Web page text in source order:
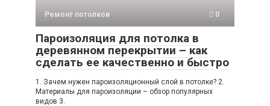
Ремонт потолков 0
Пароизоляция для потолка в
деревянном перекрытии – как
сделать ее качественно и быстро
1. Зачем нужен пароизоляционный слой в потолке? 2.
Материалы для пароизоляции – обзор популярных
видов 3.